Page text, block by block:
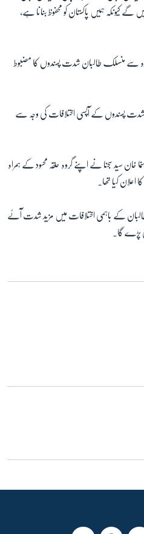
کیونکہ ہمیں پاکستان کو محفوظ بنانا ہے،
سے منسلک طالبان شدت پسندوں کا مضبوط
شدت پسندوں کے آپسی اختلافات کی وجہ سے
سید سجنا نے اپنے گروہ حلقہ محسود کے ہمراہ
کیا تھا۔
کے باہمی اختلافات میں مزید شدت آئے
پڑے گا۔